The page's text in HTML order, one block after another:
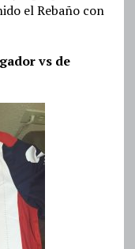
el Rebaño con
vs de